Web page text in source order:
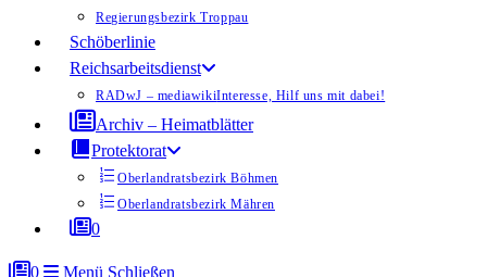
Regierungsbezirk Troppau
Schöberlinie
Reichsarbeitsdienst
RADwJ – mediawikiInteresse, Hilf uns mit dabei!
Archiv – Heimatblätter
Protektorat
Oberlandratsbezirk Böhmen
Oberlandratsbezirk Mähren
0
0 Menü Schließen